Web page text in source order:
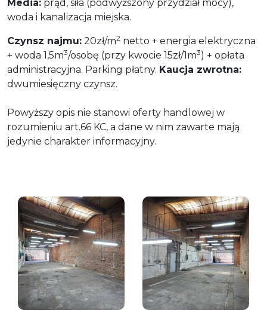
Media: prąd, siła (podwyższony przydział mocy),
woda i kanalizacja miejska.
Czynsz najmu: 20zł/m2 netto + energia elektryczna
+ woda 1,5m3/osobę (przy kwocie 15zł/1m3) + opłata
administracyjna. Parking płatny. Kaucja zwrotna:
dwumiesięczny czynsz.
Powyższy opis nie stanowi oferty handlowej w
rozumieniu art.66 KC, a dane w nim zawarte mają
jedynie charakter informacyjny.